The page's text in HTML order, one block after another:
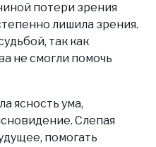
потери зрения
лишила зрения.
так как
не смогли помочь
ясность ума,
Слепая
помогать